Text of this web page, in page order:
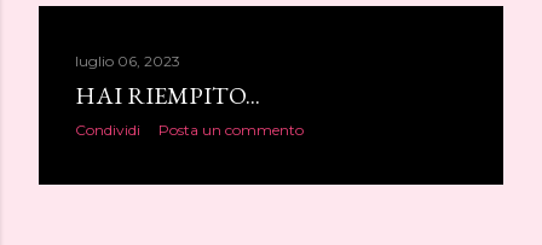
luglio 06, 2023
HAI RIEMPITO...
Condividi Posta un commento